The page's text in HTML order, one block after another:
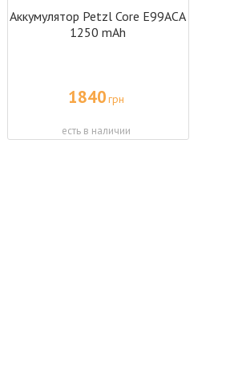
Аккумулятор Petzl Core E99ACA
1250 mAh
1840грн
есть в наличии